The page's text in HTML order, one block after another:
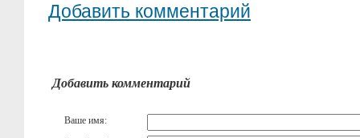
Добавить комментарий
Добавить комментарий
Ваше имя: